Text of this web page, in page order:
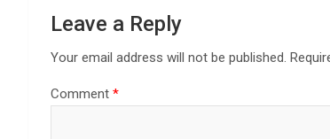
Leave a Reply
Your email address will not be published.
Comment *